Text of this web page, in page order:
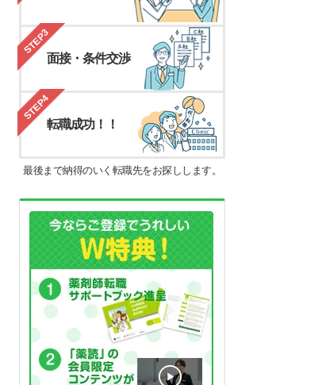
STEP3
面接・条件交渉
STEP4
転職成功！！
最後まで納得のいく転職先をお探しします。